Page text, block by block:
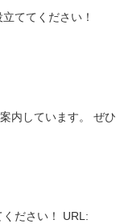
ててください！
内しています。 ぜひ
ください！ URL: